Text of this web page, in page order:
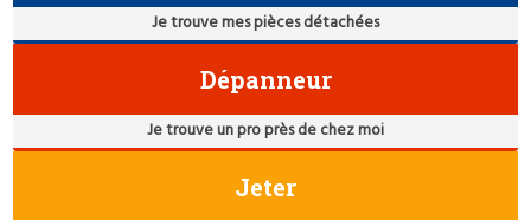
Je trouve mes pièces détachées
Dépanneur
Je trouve un pro près de chez moi
Jeter